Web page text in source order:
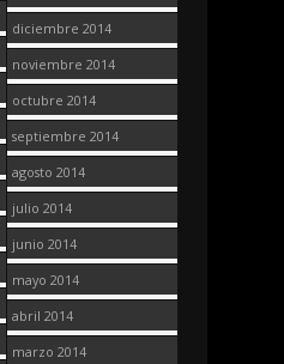
diciembre 2014
noviembre 2014
octubre 2014
septiembre 2014
agosto 2014
julio 2014
junio 2014
mayo 2014
abril 2014
marzo 2014